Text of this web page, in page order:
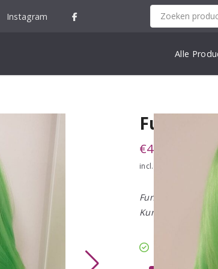
Instagram
Alle
Funny
€49,95
incl. 21% BTW
Funny Wig Green
Kunstvezel